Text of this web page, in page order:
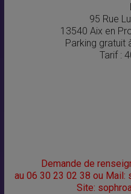
95 Rue
13540 Aix en
Parking gratuit
Tarif :
Demande de
au 06 30 23 02 38 ou Mail:
Site: